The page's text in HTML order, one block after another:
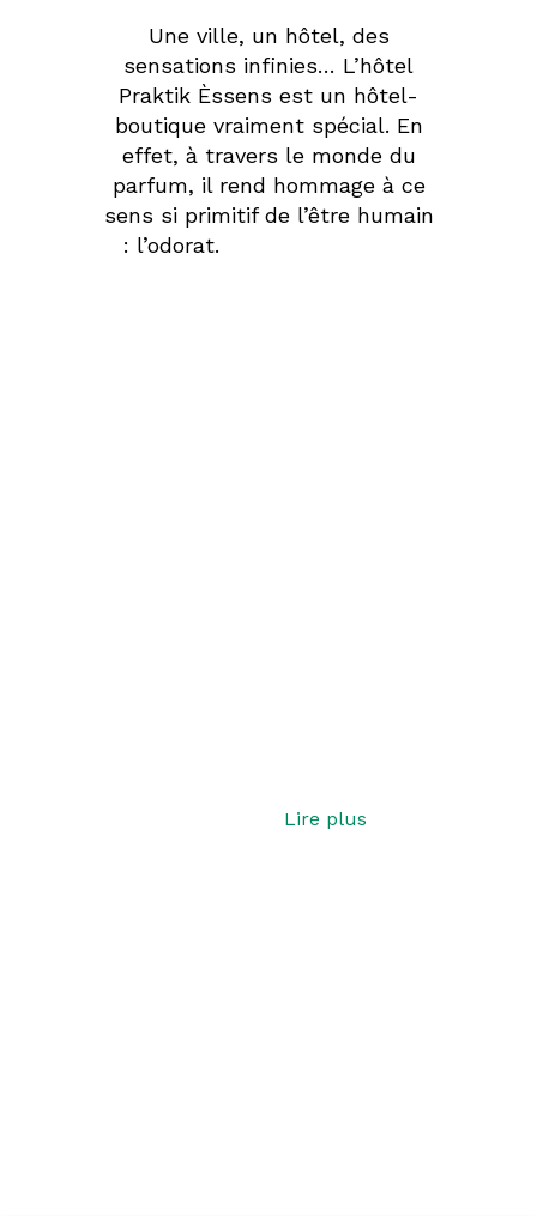
Une ville, un hôtel, des
sensations infinies… L’hôtel
Praktik Èssens est un hôtel-
boutique vraiment spécial. En
effet, à travers le monde du
parfum, il rend hommage à ce
sens si primitif de l’être humain
: l’odorat.
Lire plus